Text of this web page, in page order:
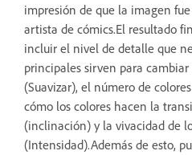
impresión de que la imagen
artista de cómics.El resultado
incluir el nivel de detalle que
principales sirven para
(Suavizar), el número de
cómo los colores hacen la
(inclinación) y la vivacidad de
(Intensidad).Además de esto,